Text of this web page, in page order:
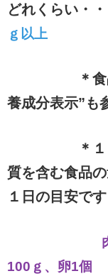
どれくらい・・
ｇ以上
＊食品裏
養成分表示”も
＊１日に
質を含む食品
１日の目安です
100ｇ、卵1個